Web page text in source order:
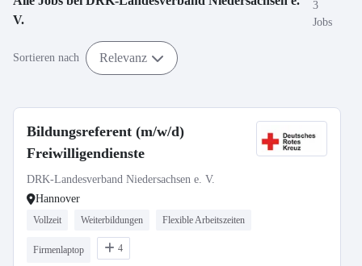
V.
3
Jobs
Sortieren nach Relevanz
Bildungsreferent (m/w/d)
Freiwilligendienste
DRK-Landesverband Niedersachsen e. V.
Hannover
Vollzeit Weiterbildungen Flexible Arbeitszeiten
Firmenlaptop 4